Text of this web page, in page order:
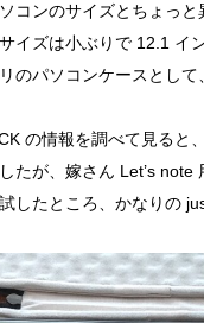
コンのサイズとちょっ
イズは小ぶりで 12.1 イ
のパソコンケースとして、
の情報を調べて見る
たが、嫁さん Let’s
したところ、かなりの